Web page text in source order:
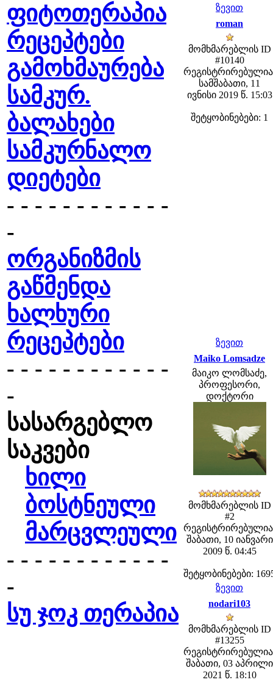
ფიტოთერაპია
რეცეპტები
გამოხმაურება
სამკურ.
ბალახები
სამკურნალო
დიეტები
- - - - - - - - - - - -
-
ორგანიზმის
გაწმენდა
ხალხური
რეცეპტები
- - - - - - - - - - - -
-
სასარგებლო
საკვები
ხილი
ბოსტნეული
მარცვლეული
- - - - - - - - - - - -
-
სუ ჯოკ თერაპია
ზევით
roman
მომხმარებლის ID
#10140
სამშაბათი, 11
ივნისი 2019 წ. 15:03
შეტყობინებები: 1
ზევით
Maiko Lomsadze
მაიკო ლომსაძე,
პროფესორი,
დოქტორი
მომხმარებლის ID
#2
შაბათი, 10 იანვარი
2009 წ. 04:45
შეტყობინებები:
ზევით
nodari103
მომხმარებლის ID
#13255
შაბათი, 03 აპრილი
2021 წ. 18:10